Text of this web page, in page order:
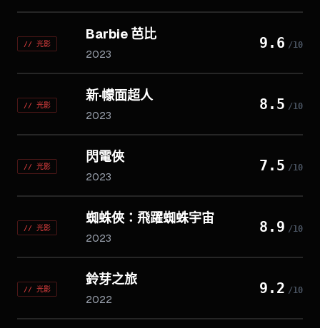
// 光影
Barbie 芭比
2023
9.6 /10
// 光影
新·幪面超人
2023
8.5 /10
// 光影
閃電俠
2023
7.5 /10
// 光影
蜘蛛俠：飛躍蜘蛛宇宙
2023
8.9 /10
// 光影
鈴芽之旅
2022
9.2 /10